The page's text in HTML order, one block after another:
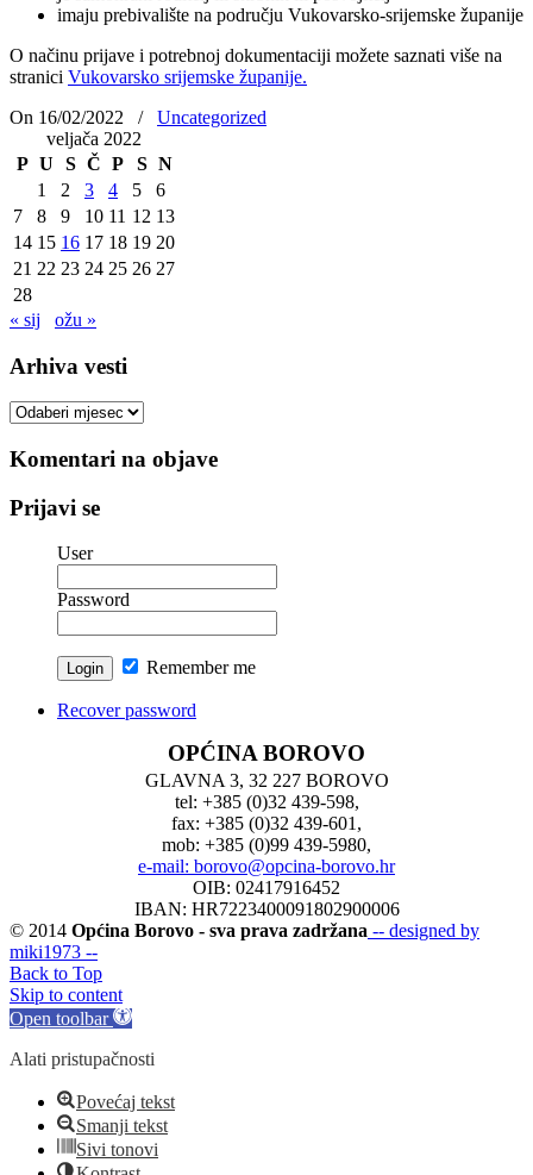
imaju prebivalište na području Vukovarsko-srijemske županije
O načinu prijave i potrebnoj dokumentaciji možete saznati više na
stranici Vukovarsko srijemske županije.
On 16/02/2022
/
Uncategorized
veljača 2022
P U S Č P S N
1
2 3 4 5
6
7
8 9 10 11 12 13
14 15 16 17 18 19 20
21 22 23 24 25 26 27
28
« sij
ožu »
Arhiva vesti
Arhiva
Komentari na objave
Prijavi se
User
Password
Remember me
Recover password
OPĆINA BOROVO
GLAVNA 3, 32 227 BOROVO
tel: +385 (0)32 439-598,
fax: +385 (0)32 439-601,
mob: +385 (0)99 439-5980,
e-mail: borovo@opcina-borovo.hr
OIB: 02417916452
IBAN: HR7223400091802900006
© 2014 Općina Borovo - sva prava zadržana -- designed by
miki1973 --
Back to Top
Skip to content
Open toolbar
Alati pristupačnosti
Povećaj tekst
Smanji tekst
Sivi tonovi